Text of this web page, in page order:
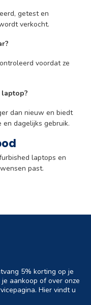
getest en
verkocht.
voordat ze
dan nieuw en biedt
dagelijks gebruik.
laptops en
past.
5% korting op je
aankoop of over onze
Hier vindt u